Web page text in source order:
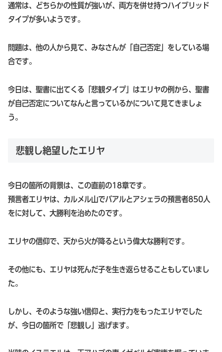
通常は、どちらかの性質が強いが、両方を併せ持つハイブリッド
タイプが多いようです。
問題は、他の人から見て、みなさんが「自己否定」をしている場
合です。
今日は、聖書に出てくる「悲観タイプ」はエリヤの例から、聖書
が自己否定についてなんと言っているかについて見てきましょ
う。
悲観し絶望したエリヤ
今日の箇所の背景は、この直前の18章です。
預言者エリヤは、カルメル山でバアルとアシェラの預言者850人
をに対して、大勝利を治めたのです。
エリヤの信仰で、天から火が降るという偉大な勝利です。
その他にも、エリヤは死んだ子を生き返らせることもしていまし
た。
しかし、そのような強い信仰と、実行力をもったエリヤでした
が、今日の箇所で「悲観し」逃げます。